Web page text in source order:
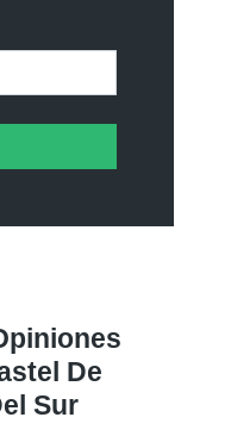
De
Sur